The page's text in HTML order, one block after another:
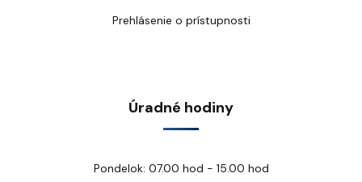
Prehlásenie o prístupnosti
Úradné hodiny
Pondelok: 07.00 hod - 15.00 hod